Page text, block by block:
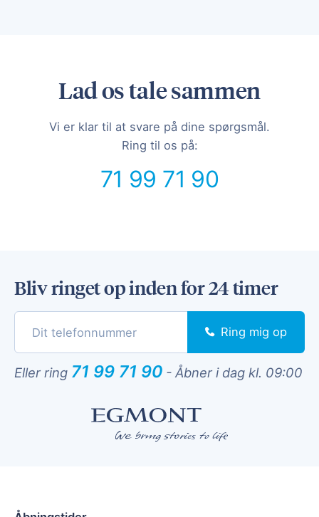
Lad os tale sammen
Vi er klar til at svare på dine spørgsmål.
Ring til os på:
71 99 71 90
Bliv ringet op inden for 24 timer
Ring mig op
Eller ring 71 99 71 90 - Åbner i dag kl. 09:00